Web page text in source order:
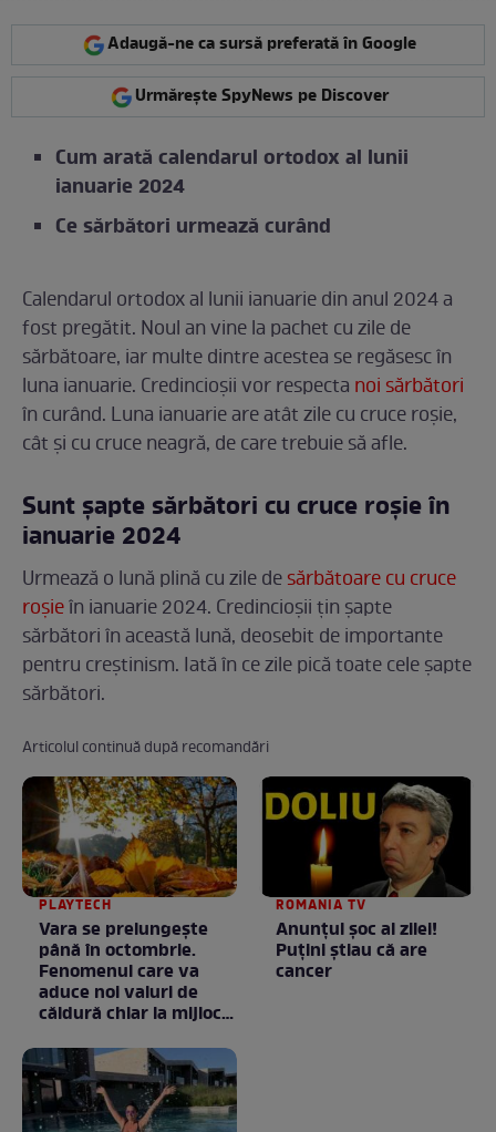
Adaugă-ne ca sursă preferată în Google
Urmărește SpyNews pe Discover
Cum arată calendarul ortodox al lunii
ianuarie 2024
Ce sărbători urmează curând
Calendarul ortodox al lunii ianuarie din anul 2024 a
fost pregătit. Noul an vine la pachet cu zile de
sărbătoare, iar multe dintre acestea se regăsesc în
luna ianuarie. Credincioșii vor respecta noi sărbători
în curând. Luna ianuarie are atât zile cu cruce roșie,
cât și cu cruce neagră, de care trebuie să afle.
Sunt șapte sărbători cu cruce roșie în
ianuarie 2024
Urmează o lună plină cu zile desărbătoare cu cruce
roșieîn ianuarie 2024. Credincioșii țin șapte
sărbători în această lună, deosebit de importante
pentru creștinism. Iată în ce zile pică toate cele șapte
sărbători.
Articolul continuă după recomandări
PLAYTECH
Vara se prelungeşte
până în octombrie.
Fenomenul care va
aduce noi valuri de
căldură chiar la mijlocul
ROMANIA TV
Anunţul şoc al zilei!
Puţini ştiau că are
cancer